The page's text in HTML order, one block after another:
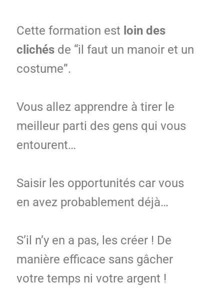
Cette formation est loin des
clichésde “il faut un manoir et un
costume”.
Vous allez apprendre à tirer le
meilleur parti des gens qui vous
entourent…
Saisir les opportunités car vous
en avez probablement déjà…
S’il n’y en a pas, les créer ! De
manière efficace sans gâcher
votre temps ni votre argent !